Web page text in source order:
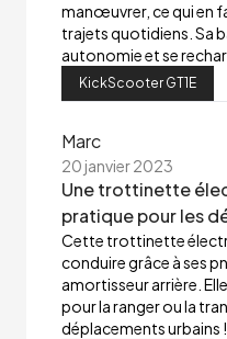
manœuvrer, ce qui en
trajets quotidiens. Sa
autonomie et se
KickScooter GT1E
Marc
20 janvier 2023
Une trottinette
pratique pour les
Cette trottinette
conduire grâce à ses
amortisseur arrière.
pour la ranger ou la
déplacements urbains !